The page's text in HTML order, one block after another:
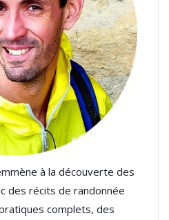
à la découverte des
des récits de randonnée
complets, des